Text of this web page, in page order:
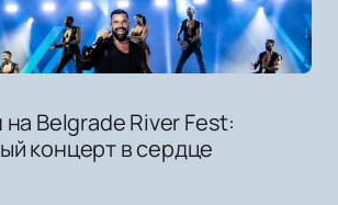
Belgrade River Fest:
концерт в сердце